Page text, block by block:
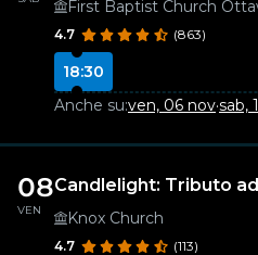
First Baptist Church
4.7 (863)
18:30
Anche su:ven, 06 nov·sab,
08
VEN
Candlelight: Tributo
Knox Church
4.7 (113)